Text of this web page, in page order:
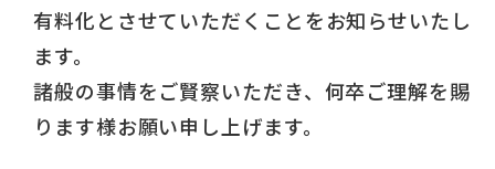
有料化とさせていただくことをお知らせいたし
ます。
諸般の事情をご賢察いただき、何卒ご理解を賜
ります様お願い申し上げます。